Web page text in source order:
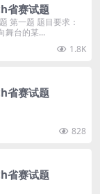
省赛试题
第一题 题目要求：
舞台的某...
1.8K
省赛试题
828
省赛试题